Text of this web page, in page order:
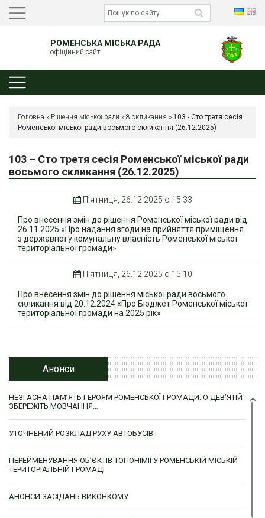
РОМЕНСЬКА МІСЬКА РАДА
офіційний сайт
Головна » Рішення міської ради » 8 скликання » 103 - Сто третя сесія
Роменської міської ради восьмого скликання (26.12.2025)
103 – Сто третя сесія Роменської міської ради
восьмого скликання (26.12.2025)
П’ятниця, 26.12.2025 о 15:33
Про внесення змін до рішення Роменської міської ради від
26.11.2025 «Про надання згоди на прийняття приміщення
з державної у комунальну власність Роменської міської
територіальної громади»
П’ятниця, 26.12.2025 о 15:10
Про внесення змін до рішення міської ради восьмого
скликання від 20.12.2024 «Про Бюджет Роменської міської
територіальної громади на 2025 рік»
Анонси
НЕЗГАСНА ПАМ’ЯТЬ ГЕРОЯМ РОМЕНСЬКОЇ ГРОМАДИ: О ДЕВ’ЯТІЙ
ЗБЕРЕЖІТЬ МОВЧАННЯ…
УТОЧНЕНИЙ РОЗКЛАД РУХУ АВТОБУСІВ
ПЕРЕЙМЕНУВАННЯ ОБ’ЄКТІВ ТОПОНІМІЇ У РОМЕНСЬКІЙ МІСЬКІЙ
ТЕРИТОРІАЛЬНІЙ ГРОМАДІ
АНОНСИ ЗАСІДАНЬ ВИКОНКОМУ